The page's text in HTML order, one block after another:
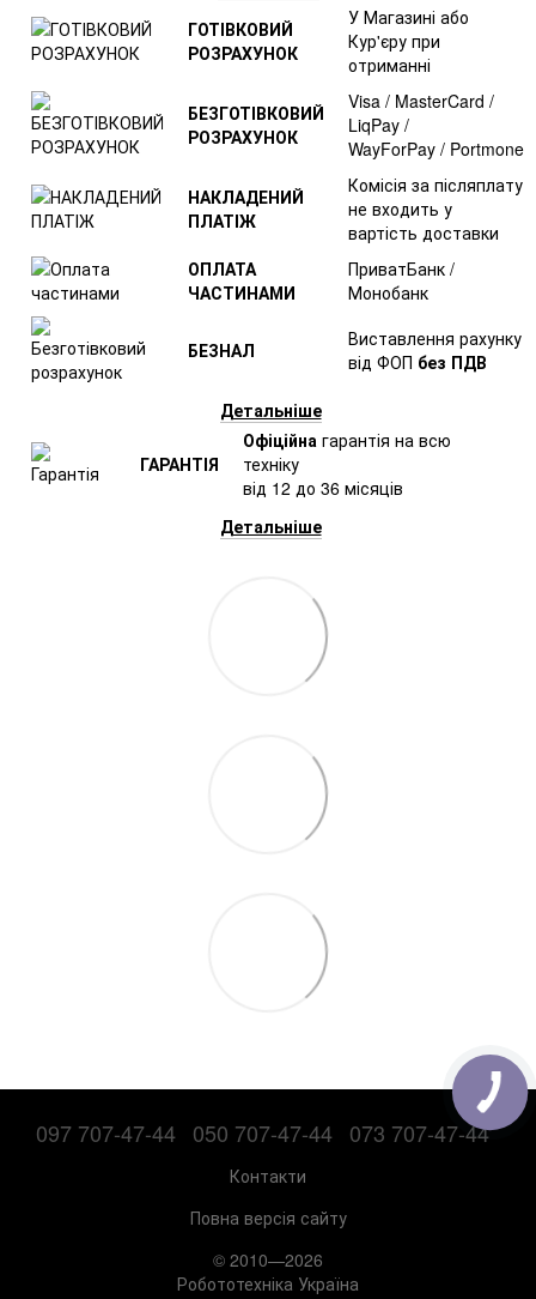
ГОТІВКОВИЙ
РОЗРАХУНОК
У Магазині або
Кур'єру при
отриманні
БЕЗГОТІВКОВИЙ
РОЗРАХУНОК
Visa / MasterCard /
LiqPay /
WayForPay / Portmone
НАКЛАДЕНИЙ
ПЛАТІЖ
Комісія за післяплату
не входить у
вартість доставки
ОПЛАТА
ЧАСТИНАМИ
ПриватБанк /
Монобанк
БЕЗНАЛ
Виставлення рахунку
від ФОП без ПДВ
Детальніше
ГАРАНТІЯ
Офіційна гарантія на всю
техніку
від 12 до 36 місяців
Детальніше
097 707-47-44 050 707-47-44 073 707-47-44
Контакти
Повна версія сайту
© 2010—2026
Робототехніка Україна